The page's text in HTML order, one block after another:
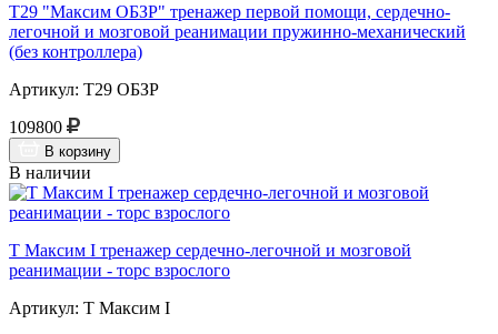
Т29 "Максим ОБЗР" тренажер первой помощи, сердечно-
легочной и мозговой реанимации пружинно-механический
(без контроллера)
Артикул: Т29 ОБЗР
109800
В корзину
В наличии
Т Максим I тренажер сердечно-легочной и мозговой
реанимации - торс взрослого
Артикул: Т Максим I